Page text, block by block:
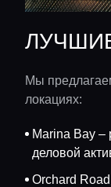
Мы
локациях:
Marina Bay
деловой
Orchard